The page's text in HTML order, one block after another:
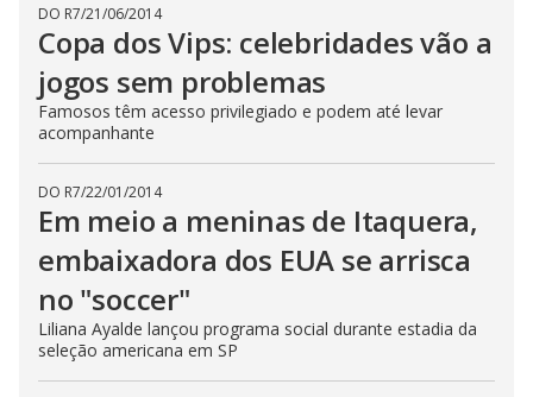
DO R7/21/06/2014
Copa dos Vips: celebridades vão a
jogos sem problemas
Famosos têm acesso privilegiado e podem até levar
acompanhante
DO R7/22/01/2014
Em meio a meninas de Itaquera,
embaixadora dos EUA se arrisca
no "soccer"
Liliana Ayalde lançou programa social durante estadia da
seleção americana em SP